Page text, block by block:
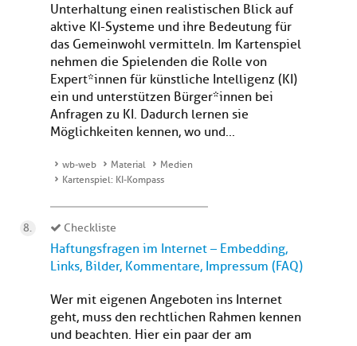
Unterhaltung einen realistischen Blick auf
aktive KI-Systeme und ihre Bedeutung für
das Gemeinwohl vermitteln. Im Kartenspiel
nehmen die Spielenden die Rolle von
Expert*innen für künstliche Intelligenz (KI)
ein und unterstützen Bürger*innen bei
Anfragen zu KI. Dadurch lernen sie
Möglichkeiten kennen, wo und...
wb-web Material
Medien
Kartenspiel: KI-Kompass
Checkliste
Haftungsfragen im Internet – Embedding,
Links, Bilder, Kommentare, Impressum (FAQ)
Wer mit eigenen Angeboten ins Internet
geht, muss den rechtlichen Rahmen kennen
und beachten. Hier ein paar der am